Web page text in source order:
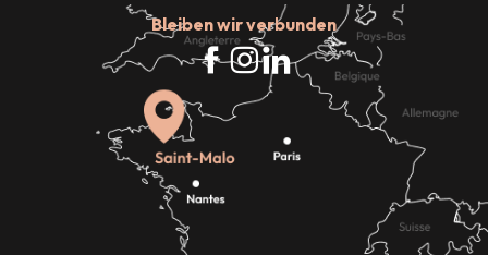
Bleiben wir verbunden